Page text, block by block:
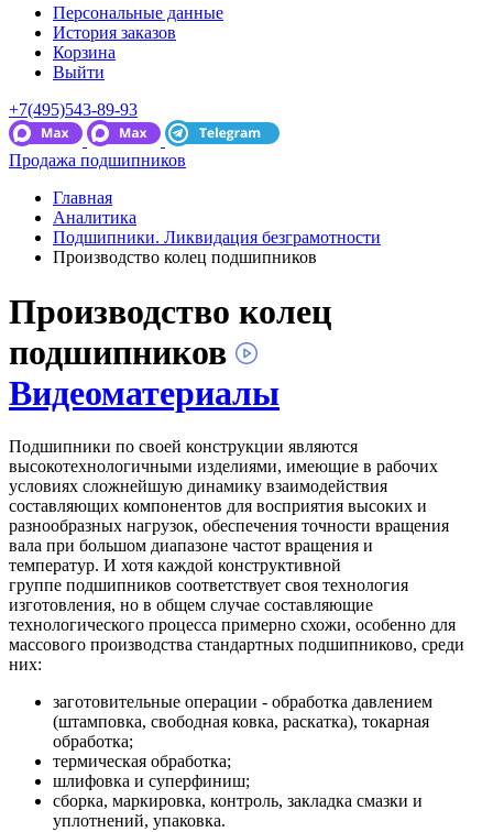
Персональные данные
История заказов
Корзина
Выйти
+7(495)543-89-93
Продажа подшипников
Главная
Аналитика
Подшипники. Ликвидация безграмотности
Производство колец подшипников
Производство колец
подшипников
Видеоматериалы
Подшипники по своей конструкции являются
высокотехнологичными изделиями, имеющие в рабочих
условиях сложнейшую динамику взаимодействия
составляющих компонентов для восприятия высоких и
разнообразных нагрузок, обеспечения точности вращения
вала при большом диапазоне частот вращения и
температур. И хотя каждой конструктивной
группе подшипников соответствует своя технология
изготовления, но в общем случае составляющие
технологического процесса примерно схожи, особенно для
массового производства стандартных подшипниково, среди
них:
заготовительные операции - обработка давлением
(штамповка, свободная ковка, раскатка), токарная
обработка;
термическая обработка;
шлифовка и суперфиниш;
сборка, маркировка, контроль, закладка смазки и
уплотнений, упаковка.